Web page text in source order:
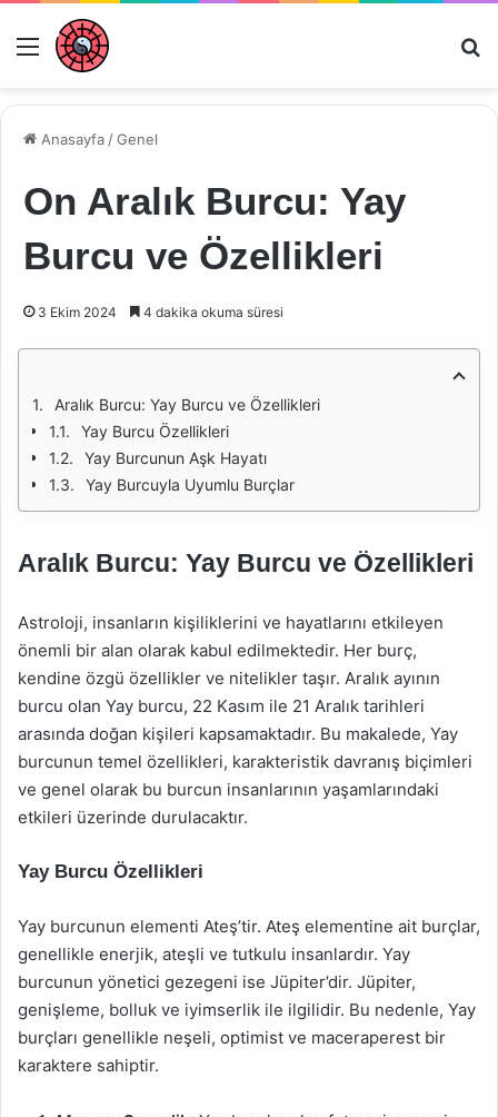
Menü
Anasayfa /Genel
On Aralık Burcu: Yay
Burcu ve Özellikleri
3 Ekim 2024 4 dakika okuma süresi
Aralık Burcu: Yay Burcu ve Özellikleri
Yay Burcu Özellikleri
Yay Burcunun Aşk Hayatı
Yay Burcuyla Uyumlu Burçlar
Aralık Burcu: Yay Burcu ve Özellikleri
Astroloji, insanların kişiliklerini ve hayatlarını etkileyen
önemli bir alan olarak kabul edilmektedir. Her burç,
kendine özgü özellikler ve nitelikler taşır. Aralık ayının
burcu olan Yay burcu, 22 Kasım ile 21 Aralık tarihleri
arasında doğan kişileri kapsamaktadır. Bu makalede, Yay
burcunun temel özellikleri, karakteristik davranış biçimleri
ve genel olarak bu burcun insanlarının yaşamlarındaki
etkileri üzerinde durulacaktır.
Yay Burcu Özellikleri
Yay burcunun elementi Ateş’tir. Ateş elementine ait burçlar,
genellikle enerjik, ateşli ve tutkulu insanlardır. Yay
burcunun yönetici gezegeni ise Jüpiter’dir. Jüpiter,
genişleme, bolluk ve iyimserlik ile ilgilidir. Bu nedenle, Yay
burçları genellikle neşeli, optimist ve maceraperest bir
karaktere sahiptir.